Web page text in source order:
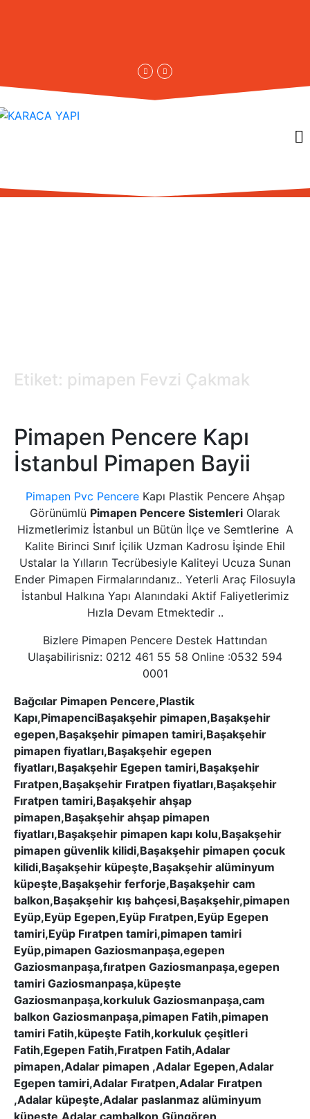
Etiket: pimapen Fevzi Çakmak
Pimapen Pencere Kapı
İstanbul Pimapen Bayii
Pimapen Pvc PencereKapı Plastik Pencere Ahşap
Görünümlü Pimapen Pencere Sistemleri Olarak
Hizmetlerimiz İstanbul un Bütün İlçe ve Semtlerine A
Kalite Birinci Sınıf İçilik Uzman Kadrosu İşinde Ehil
Ustalar la Yılların Tecrübesiyle Kaliteyi Ucuza Sunan
Ender Pimapen Firmalarındanız.. Yeterli Araç Filosuyla
İstanbul Halkına Yapı Alanındaki Aktif Faliyetlerimiz
Hızla Devam Etmektedir ..
Bizlere Pimapen Pencere Destek Hattından
Ulaşabilirisniz: 0212 461 55 58 Online :0532 594
0001
Bağcılar Pimapen Pencere,Plastik
Kapı,PimapenciBaşakşehir pimapen,Başakşehir
egepen,Başakşehir pimapen tamiri,Başakşehir
pimapen fiyatları,Başakşehir egepen
fiyatları,Başakşehir Egepen tamiri,Başakşehir
Fıratpen,Başakşehir Fıratpen fiyatları,Başakşehir
Fıratpen tamiri,Başakşehir ahşap
pimapen,Başakşehir ahşap pimapen
fiyatları,Başakşehir pimapen kapı kolu,Başakşehir
pimapen güvenlik kilidi,Başakşehir pimapen çocuk
kilidi,Başakşehir küpeşte,Başakşehir alüminyum
küpeşte,Başakşehir ferforje,Başakşehir cam
balkon,Başakşehir kış bahçesi,Başakşehir,pimapen
Eyüp,Eyüp Egepen,Eyüp Fıratpen,Eyüp Egepen
tamiri,Eyüp Fıratpen tamiri,pimapen tamiri
Eyüp,pimapen Gaziosmanpaşa,egepen
Gaziosmanpaşa,fıratpen Gaziosmanpaşa,egepen
tamiri Gaziosmanpaşa,küpeşte
Gaziosmanpaşa,korkuluk Gaziosmanpaşa,cam
balkon Gaziosmanpaşa,pimapen Fatih,pimapen
tamiri Fatih,küpeşte Fatih,korkuluk çeşitleri
Fatih,Egepen Fatih,Fıratpen Fatih,Adalar
pimapen,Adalar pimapen ,Adalar Egepen,Adalar
Egepen tamiri,Adalar Fıratpen,Adalar Fıratpen
,Adalar küpeşte,Adalar paslanmaz alüminyum
küpeşte,Adalar cambalkon,Güngören